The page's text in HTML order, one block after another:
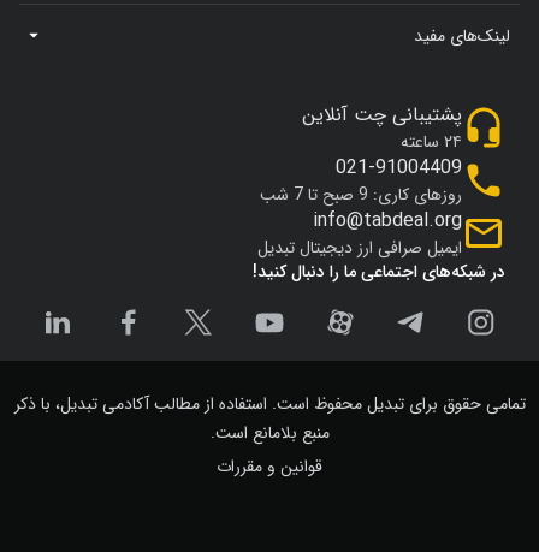
لینک‌های مفید
در شبکه‌های اجتماعی ما را دنبال کنید!
پشتیبانی چت آنلاین
۲۴ ساعته
021-91004409
روزهای کاری: 9 صبح تا 7 شب
info@tabdeal.org
ایمیل صرافی ارز دیجیتال تبدیل
تمامی حقوق برای تبدیل محفوظ است. استفاده از مطالب آکادمی تبدیل، با ذکر
منبع بلامانع است.
قوانین و مقررات